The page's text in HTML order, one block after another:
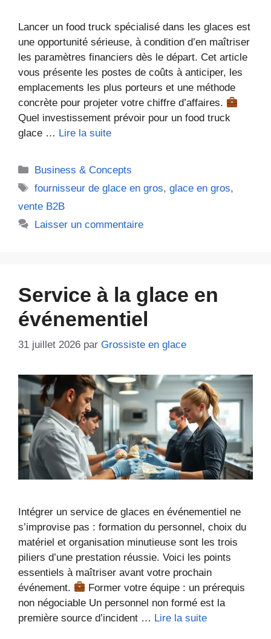
Lancer un food truck spécialisé dans les glaces est
une opportunité sérieuse, à condition d’en maîtriser
les paramètres financiers dès le départ. Cet article
vous présente les postes de coûts à anticiper, les
emplacements les plus porteurs et une méthode
concrète pour projeter votre chiffre d’affaires.
Quel investissement prévoir pour un food truck
glace … Lire la suite
Catégories
Business & Concepts
Étiquettes
fournisseur de glace en gros,glace en gros,
vente B2B
Laisser un commentaire
Service à la glace en
événementiel
31 juillet 2026 par Grossiste en glace
Intégrer un service de glaces en événementiel ne
s’improvise pas : formation du personnel, choix du
matériel et organisation minutieuse sont les trois
piliers d’une prestation réussie. Voici les points
essentiels à maîtriser avant votre prochain
événement.
Former votre équipe : un prérequis
non négociable Un personnel non formé est la
première source d’incident … Lire la suite